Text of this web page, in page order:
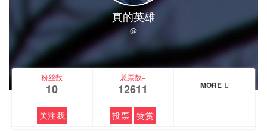
真的英雄
@
粉丝数
10
关注我
总票数+
12611
投票 赞赏
MORE